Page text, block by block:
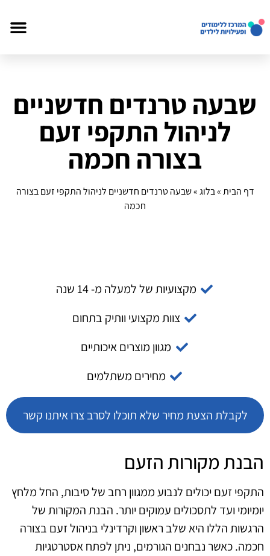
שבעה טרנדים חדשניים
לניהול התקפי זעם
בצורה חכמה
דף הבית»בלוג»שבעה טרנדים חדשניים לניהול התקפי זעם בצורה
חכמה
מקצועיות של למעלה מ- 14 שנה
צוות מקצועי וותיק בתחום
מגוון מוצרים איכותיים
מחירים משתלמים
לקבלת הצעת מחיר שלא תוכלו לסרב צרו איתנו קשר
הבנת מקורות הזעם
התקפי זעם יכולים לנבוע ממגוון רחב של סיבות, החל מלחץ
יומיומי ועד לתסכולים עמוקים יותר. הבנת המקורות של
הרגשות הללו היא שלב ראשון וקרדינלי בניהול זעם בצורה
חכמה. כאשר נבחנים הגורמים, ניתן לפתח אסטרטגיות